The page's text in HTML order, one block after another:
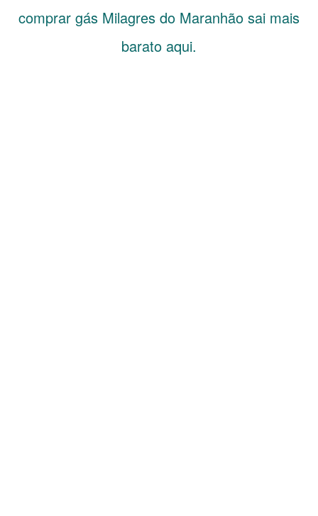
comprar gás Milagres do Maranhão sai mais
barato aqui.